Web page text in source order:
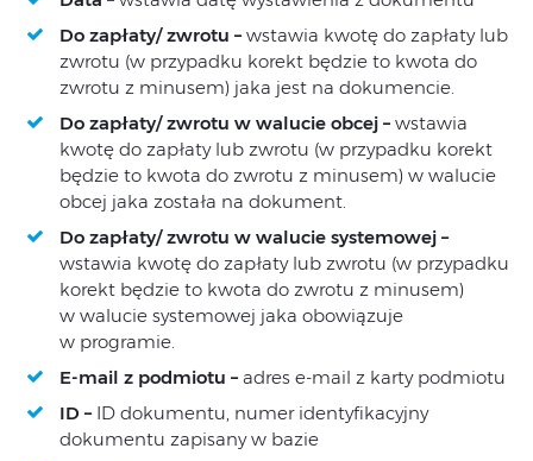
Do zapłaty/ zwrotu – wstawia kwotę do zapłaty lub
zwrotu (w przypadku korekt będzie to kwota do
zwrotu z minusem) jaka jest na dokumencie.
Do zapłaty/ zwrotu w walucie obcej – wstawia
kwotę do zapłaty lub zwrotu (w przypadku korekt
będzie to kwota do zwrotu z minusem) w walucie
obcej jaka została na dokument.
Do zapłaty/ zwrotu w walucie systemowej –
wstawia kwotę do zapłaty lub zwrotu (w przypadku
korekt będzie to kwota do zwrotu z minusem)
w walucie systemowej jaka obowiązuje
w programie.
E-mail z podmiotu – adres e-mail z karty podmiotu
ID – ID dokumentu, numer identyfikacyjny
dokumentu zapisany w bazie